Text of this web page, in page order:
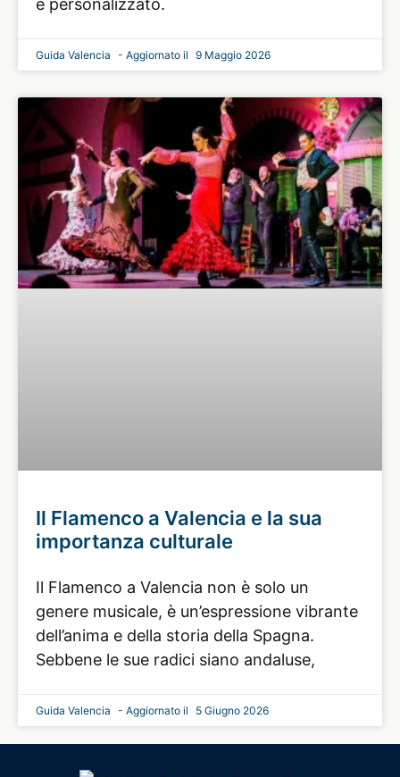
Guida Valencia 9 Maggio 2026
Il Flamenco a Valencia e la sua
importanza culturale
Il Flamenco a Valencia non è solo un
genere musicale, è un’espressione vibrante
dell’anima e della storia della Spagna.
Sebbene le sue radici siano andaluse,
Guida Valencia 5 Giugno 2026